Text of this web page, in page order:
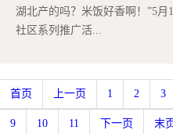
湖北产的吗？米饭好香啊！”5月
社区系列推广活...
首页 上一页 1 2 3
9 10 11 下一页 末